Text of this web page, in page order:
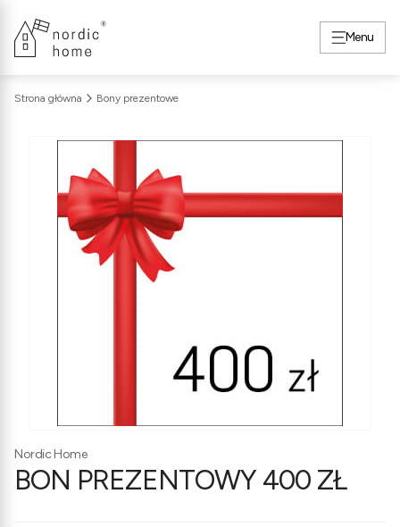
Menu
Strona główna Bony prezentowe
Nordic Home
BON PREZENTOWY 400 ZŁ